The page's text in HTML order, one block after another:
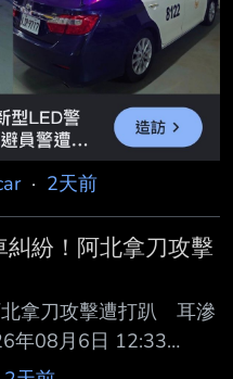
不 治 : 。警方初步排除
查中。 : 事故發生於3
曾姓男
· 2天前
紛！阿北拿刀攻擊
拿刀攻擊遭打趴 耳滲
年08月6日 12:33
中報導 台中市北屯區